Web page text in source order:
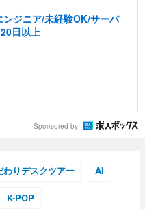
ンジニア/未経験OK/サーバ
日以上
Sponsored by
わりデスクツアー AI
K-POP